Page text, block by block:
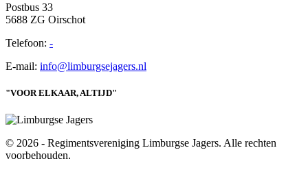
Postbus 33
5688 ZG Oirschot
Telefoon: -
E-mail: info@limburgsejagers.nl
"VOOR ELKAAR, ALTIJD"
© 2026 - Regimentsvereniging Limburgse Jagers. Alle rechten
voorbehouden.